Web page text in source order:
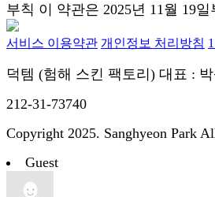
부칙 이 약관은 2025년 11월 19
서비스 이용약관 개인정보 처리방침
덕템 (험해 스킨 팩토리) 대표 :
212-31-73740
Copyright 2025. Sanghyeon Park
Guest